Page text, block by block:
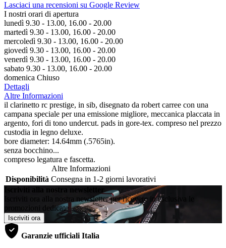
Lasciaci una recensioni su Google Review
I nostri orari di apertura
lunedì 9.30 - 13.00, 16.00 - 20.00
martedì 9.30 - 13.00, 16.00 - 20.00
mercoledì 9.30 - 13.00, 16.00 - 20.00
giovedì 9.30 - 13.00, 16.00 - 20.00
venerdì 9.30 - 13.00, 16.00 - 20.00
sabato 9.30 - 13.00, 16.00 - 20.00
domenica Chiuso
Dettagli
Altre Informazioni
il clarinetto rc prestige, in sib, disegnato da robert carree con una
campana speciale per una emissione migliore, meccanica placcata in
argento, fori di tono undercut. pads in gore-tex. compreso nel prezzo
custodia in legno deluxe.
bore diameter: 14.64mm (.5765in).
senza bocchino...
compreso legatura e fascetta.
Altre Informazioni
Disponibilità Consegna in 1-2 giorni lavorativi
Iscriviti alla nostra newsletter
Iscriviti ora alla nostra newsletter per ricevere in esclusiva le
promozioni dedicate
Iscriviti ora
Garanzie ufficiali Italia